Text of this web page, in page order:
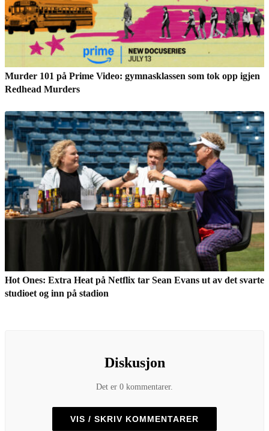
Murder 101 på Prime Video: gymnasklassen som tok opp igjen
Redhead Murders
Hot Ones: Extra Heat på Netflix tar Sean Evans ut av det svarte
studioet og inn på stadion
Diskusjon
Det er 0 kommentarer.
VIS / SKRIV KOMMENTARER